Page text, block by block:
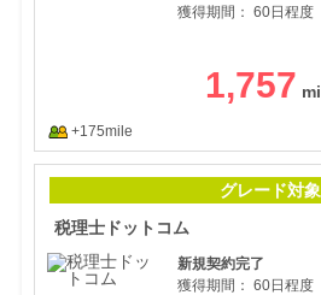
獲得期間： 60日程度
1,757
+175mile
グレード対象
税理士ドットコム
新規契約完了
獲得期間： 60日程度